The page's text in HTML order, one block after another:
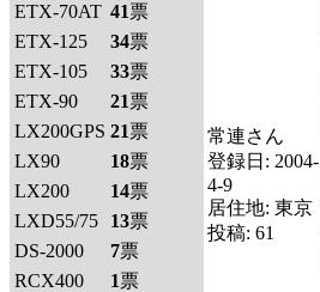
ETX-70AT 41票
ETX-125
34票
ETX-105
33票
ETX-90
21票
LX200GPS 21票
LX90
18票
LX200
14票
LXD55/75
13票
DS-2000
7票
RCX400
1票
常連さん
登録日: 2004-
4-9
居住地: 東京
投稿: 61